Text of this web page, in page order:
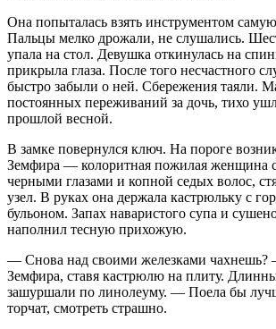
Она попыталась взять инструментом
Пальцы мелко дрожали, не слушались.
упала на стол. Девушка откинулась на
прикрыла глаза. После того несчастного
быстро забыли о ней. Сбережения таяли.
постоянных переживаний за дочь, тихо
прошлой весной.
В замке повернулся ключ. На пороге
Земфира — колоритная пожилая женщина
черными глазами и копной седых волос,
узел. В руках она держала кастрюльку с
бульоном. Запах наваристого супа и
наполнил тесную прихожую.
— Снова над своими железками чахнешь?
Земфира, ставя кастрюлю на плиту.
зашуршали по линолеуму. — Поела бы
торчат, смотреть страшно.